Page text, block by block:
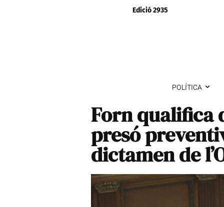
Edició 2935
POLÍTICA
Forn qualifica
presó
dictamen de